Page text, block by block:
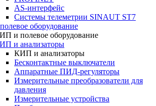
AS-интерфейс
Системы телеметрии SINAUT ST7
оборудование
и полевое оборудование
и анализаторы
КИП и анализаторы
Бесконтактные выключатели
Аппаратные ПИД-регуляторы
Измерительные преобразователи для
давления
Измерительные устройства